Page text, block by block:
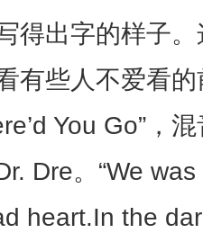
得出字的样子
有些人不爱看
You Go”，
Dre。“We
heart.In the